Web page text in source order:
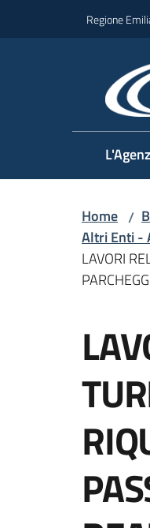
Regione
Home /
Altri Enti -
LAVORI